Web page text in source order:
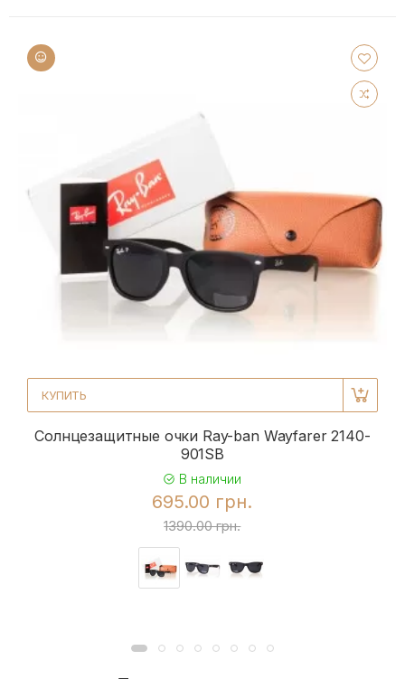
КУПИТЬ
Солнцезащитные очки Ray-ban Wayfarer 2140-
901SB
В наличии
695.00 грн.
1390.00 грн.